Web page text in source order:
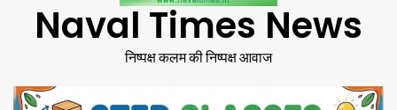
Naval Times News
निष्पक्ष कलम की निष्पक्ष आवाज